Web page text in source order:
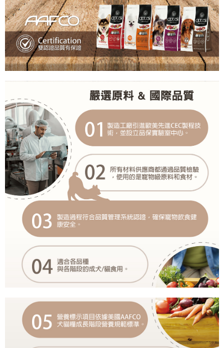
４．使用「AFTEE先享後付」時，將依據個別帳號之用戶狀況，依本公司即
時審查核予不同之上限額度；若仍有額度不足之情形，本公司將視審查結果
請求用戶進行身份認證。
５．嚴禁一人註冊多個帳號或使用他人資訊註冊。若發現惡意使用之情形，
恩沛科技股份有限公司將有權停止該用戶之使用額度並採取法律行動。